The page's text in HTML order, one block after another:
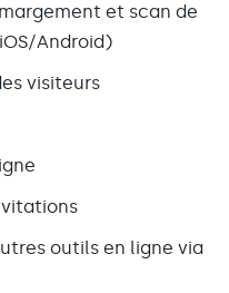
et scan de
Android)
visiteurs
outils en ligne via